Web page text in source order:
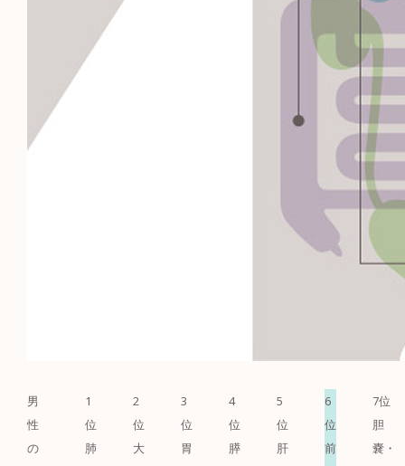
男
性
の
1
位
肺
2
位
大
3
位
胃
4
位
膵
5
位
肝
6
位
前
7位
胆
嚢・